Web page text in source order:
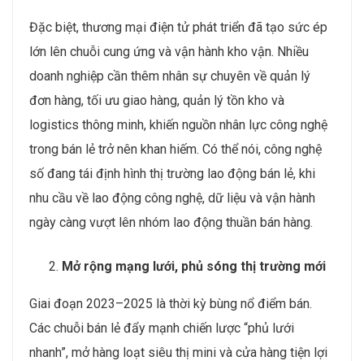
Đặc biệt, thương mại điện tử phát triển đã tạo sức ép
lớn lên chuỗi cung ứng và vận hành kho vận. Nhiều
doanh nghiệp cần thêm nhân sự chuyên về quản lý
đơn hàng, tối ưu giao hàng, quản lý tồn kho và
logistics thông minh, khiến nguồn nhân lực công nghệ
trong bán lẻ trở nên khan hiếm. Có thể nói, công nghệ
số đang tái định hình thị trường lao động bán lẻ, khi
nhu cầu về lao động công nghệ, dữ liệu và vận hành
ngày càng vượt lên nhóm lao động thuần bán hàng.
Mở rộng mạng lưới, phủ sóng thị trường mới
Giai đoạn 2023–2025 là thời kỳ bùng nổ điểm bán.
Các chuỗi bán lẻ đẩy mạnh chiến lược “phủ lưới
nhanh”, mở hàng loạt siêu thị mini và cửa hàng tiện lợi